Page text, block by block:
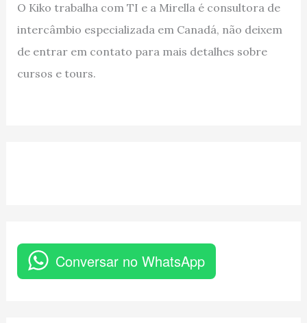
O Kiko trabalha com TI e a Mirella é consultora de
intercâmbio especializada em Canadá, não deixem
de entrar em contato para mais detalhes sobre
cursos e tours.
Conversar no WhatsApp